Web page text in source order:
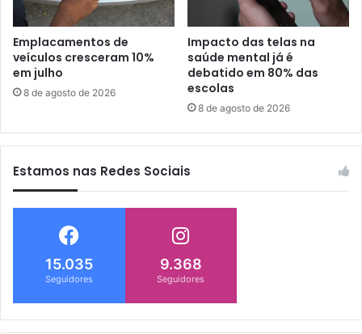
Emplacamentos de
veículos cresceram 10%
em julho
8 de agosto de 2026
Impacto das telas na
saúde mental já é
debatido em 80% das
escolas
8 de agosto de 2026
Estamos nas Redes Sociais
15.035
Seguidores
9.368
Seguidores